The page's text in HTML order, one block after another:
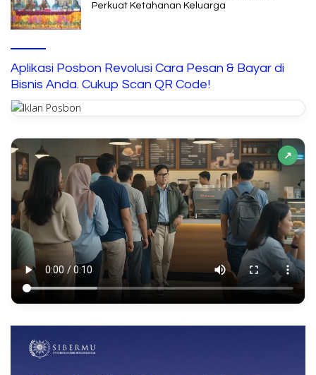
Perkuat Ketahanan Keluarga
Aplikasi Posbon Revolusi Cara Pesan & Bayar di
Bisnis Anda. Cukup Scan QR Code!
↗